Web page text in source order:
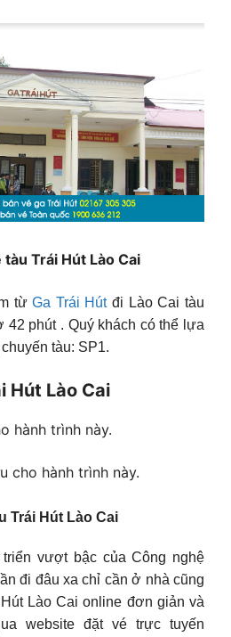
tàu Trái Hút Lào Cai
từGa Trái Hútđi Lào Cai tàu
42 phút . Quý khách có thể lựa
tàu: SP1.
Hút Lào Cai
hành trình này.
cho hành trình này.
Trái Hút Lào Cai
vượt bậc của Công nghệ
đi đâu xa chỉ cần ở nhà cũng
Lào Cai online đơn giản và
website đặt vé trực tuyến